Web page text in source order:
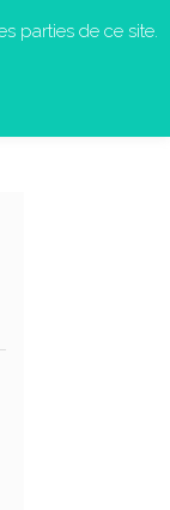
parties de ce site.